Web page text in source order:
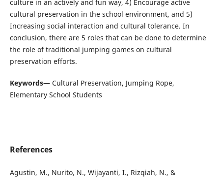
culture in an actively and fun way, 4) Encourage active
cultural preservation in the school environment, and 5)
Increasing social interaction and cultural tolerance. In
conclusion, there are 5 roles that can be done to determine
the role of traditional jumping games on cultural
preservation efforts.
Keywords— Cultural Preservation, Jumping Rope,
Elementary School Students
References
Agustin, M., Nurito, N., Wijayanti, I., Rizqiah, N., &